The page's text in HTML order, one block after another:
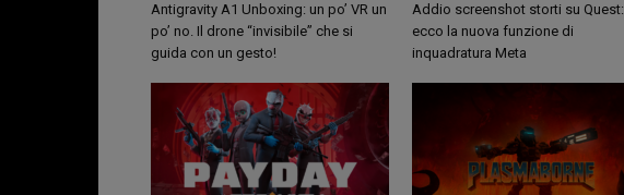
Antigravity A1 Unboxing: un po’ VR un
po’ no. Il drone “invisibile” che si
guida con un gesto!
Addio screenshot storti su Quest:
ecco la nuova funzione di
inquadratura Meta